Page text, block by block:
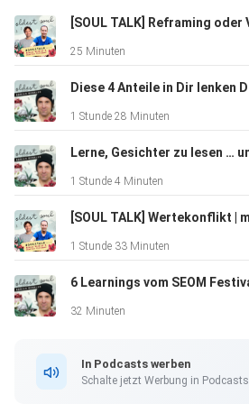
25 Minuten
1 Stunde 28 Minuten
1 Stunde 4 Minuten
1 Stunde 33 Minuten
32 Minuten
In Podcasts werben
Schalte jetzt Werbung in Podcasts.